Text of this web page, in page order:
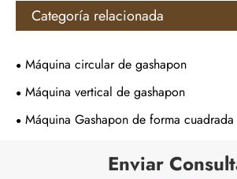
Categoría relacionada
Máquina circular de gashapon
Máquina vertical de gashapon
Máquina Gashapon de forma cuadrada
Enviar